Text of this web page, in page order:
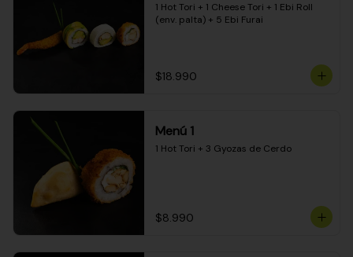
1 Hot Tori + 1 Cheese Tori + 1 Ebi Roll
(env. palta) + 5 Ebi Furai
$18.990
Menú 1
1 Hot Tori + 3 Gyozas de Cerdo
$8.990